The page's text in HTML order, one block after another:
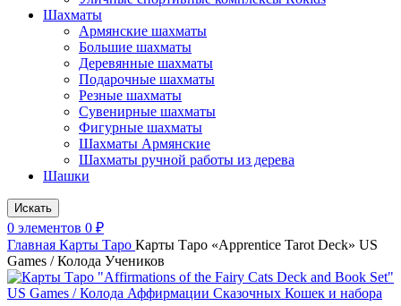
Шахматы
Армянские шахматы
Большие шахматы
Деревянные шахматы
Подарочные шахматы
Резные шахматы
Сувенирные шахматы
Фигурные шахматы
Шахматы Армянские
Шахматы ручной работы из дерева
Шашки
Искать
0 элементов 0 ₽
Главная Карты Таро Карты Таро «Apprentice Tarot Deck» US
Games / Колода Учеников